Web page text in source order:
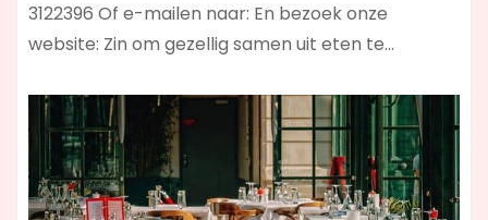
3122396 Of e-mailen naar: En bezoek onze
website: Zin om gezellig samen uit eten te…